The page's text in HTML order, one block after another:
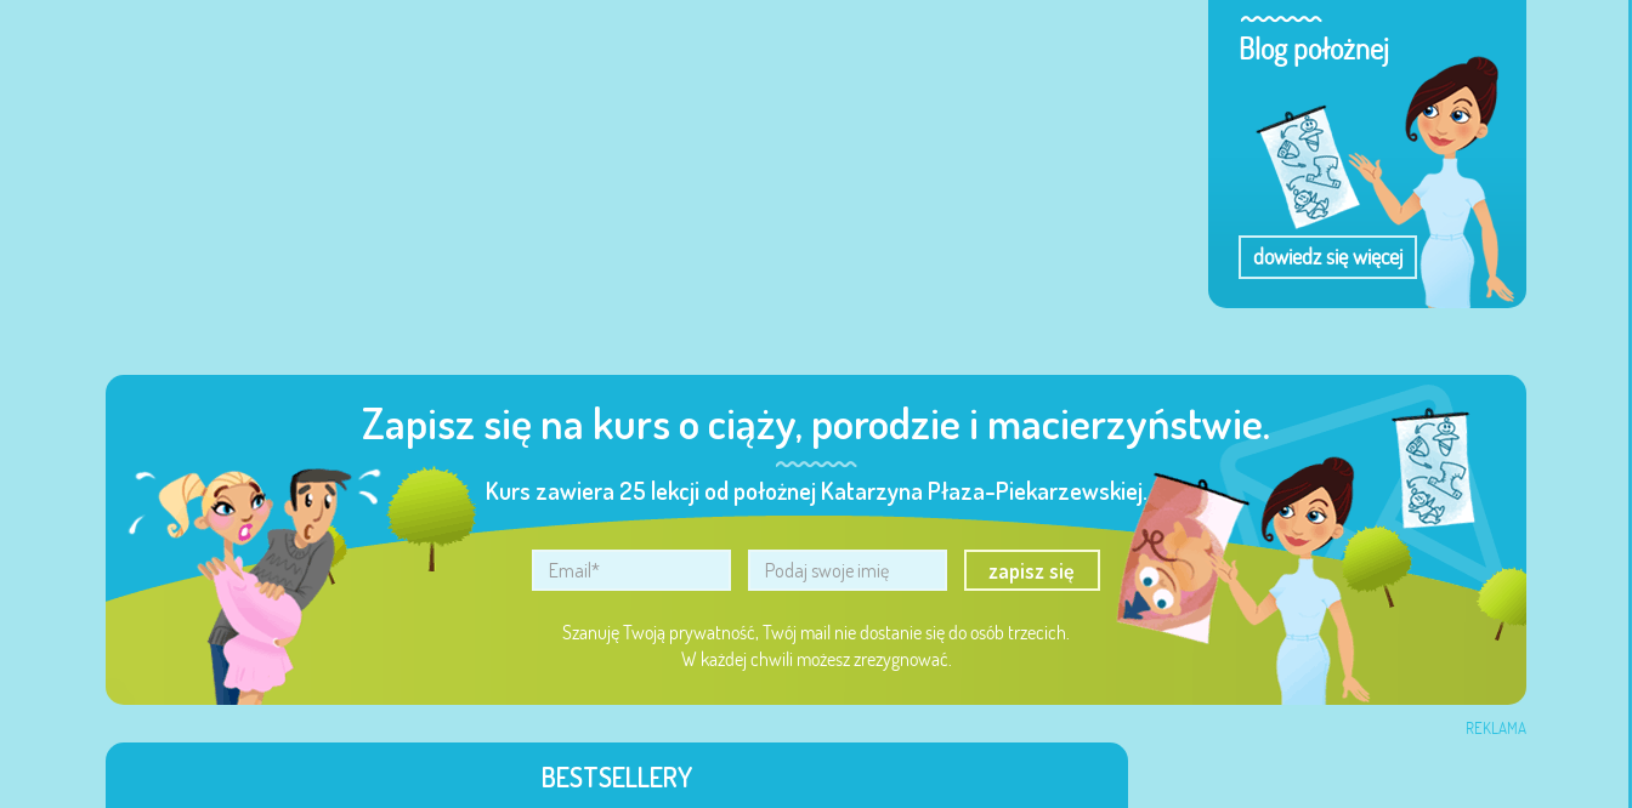
Blog położnej
dowiedz się więcej
Zapisz się na kurs o ciąży, porodzie i macierzyństwie.
Kurs zawiera 25 lekcji od położnej Katarzyna Płaza-Piekarzewskiej.
zapisz się
Szanuję Twoją prywatność, Twój mail nie dostanie się do osób trzecich.
W każdej chwili możesz zrezygnować.
REKLAMA
BESTSELLERY